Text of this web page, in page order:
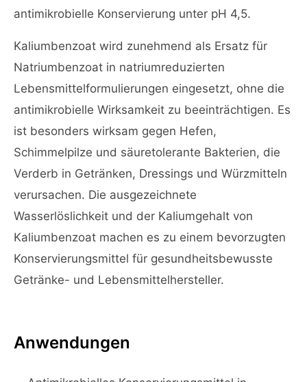
antimikrobielle Konservierung unter pH 4,5.
Kaliumbenzoat wird zunehmend als Ersatz für
Natriumbenzoat in natriumreduzierten
Lebensmittelformulierungen eingesetzt, ohne die
antimikrobielle Wirksamkeit zu beeinträchtigen. Es
ist besonders wirksam gegen Hefen,
Schimmelpilze und säuretolerante Bakterien, die
Verderb in Getränken, Dressings und Würzmitteln
verursachen. Die ausgezeichnete
Wasserlöslichkeit und der Kaliumgehalt von
Kaliumbenzoat machen es zu einem bevorzugten
Konservierungsmittel für gesundheitsbewusste
Getränke- und Lebensmittelhersteller.
Anwendungen